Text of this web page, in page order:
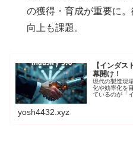
の獲得・育成が重要に
向上も課題。
【インダ
幕開け！
現代の製造現
化や効率化を
ているのが「
れます。そこ
yosh4432.xyz